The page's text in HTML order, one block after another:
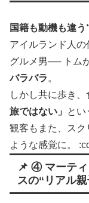
国籍も動機も違
アイルランド人
グルメ男── トム
バラバラ 。
しかし共に歩き
旅ではない」
とい
観客もまた、スク
ような感覚に。
📌 ④ マーテ
スの“リアル